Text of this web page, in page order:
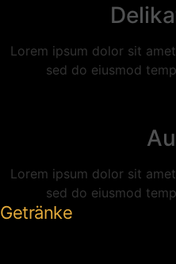
Lorem ipsum dolor sit
sed do eiusmod
Lorem ipsum dolor sit
sed do eiusmod
Getränke